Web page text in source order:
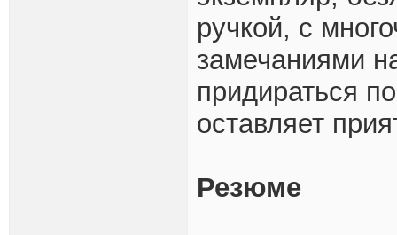
ручкой, с
замечаниями
придираться
оставляет
Резюме